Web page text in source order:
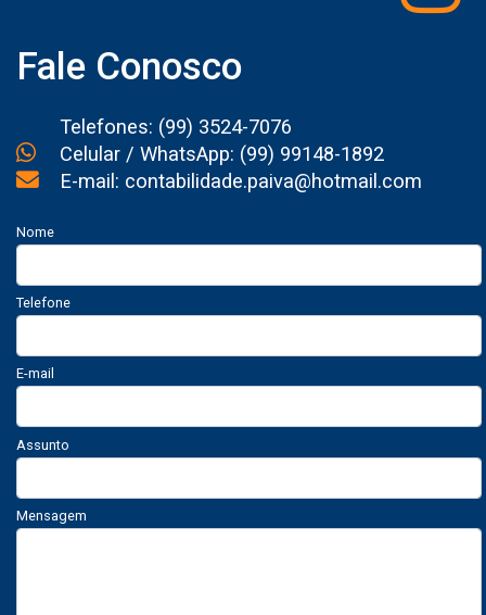
Fale Conosco
Telefones: (99) 3524-7076
Celular / WhatsApp: (99) 99148-1892
E-mail: contabilidade.paiva@hotmail.com
Nome
Telefone
E-mail
Assunto
Mensagem